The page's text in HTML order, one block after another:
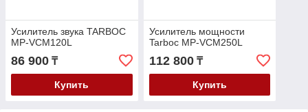
Усилитель звука TARBOC
MP-VCM120L
86 900 ₸
Купить
Усилитель мощности
Tarboc MP-VCM250L
112 800₸
Купить